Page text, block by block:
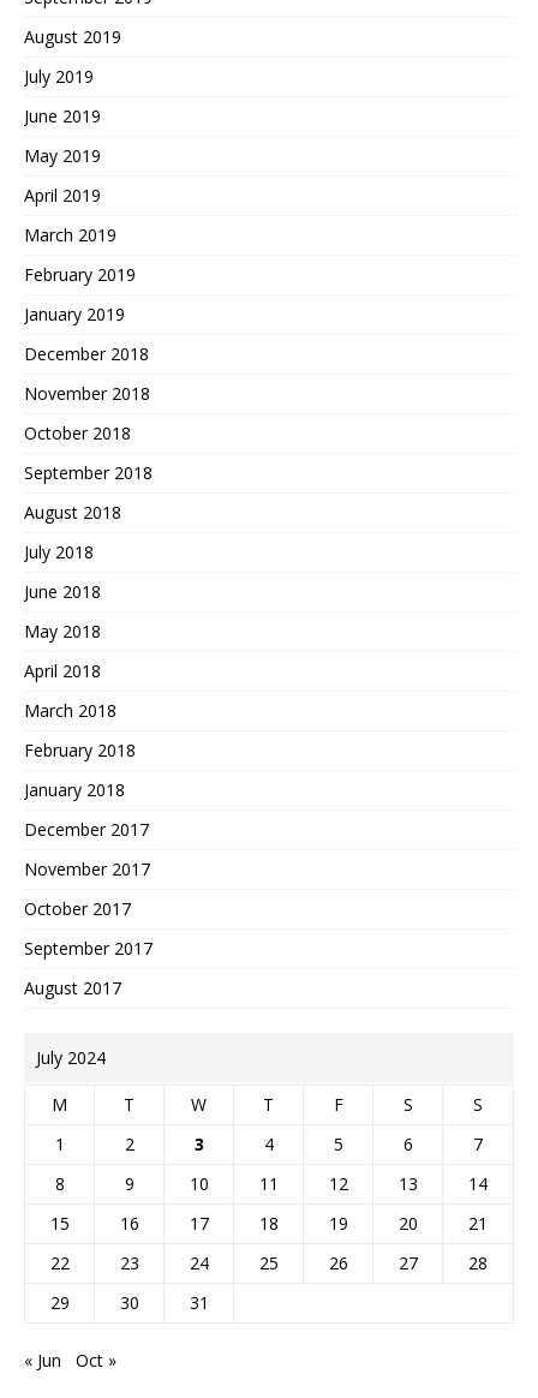
August 2019
July 2019
June 2019
May 2019
April 2019
March 2019
February 2019
January 2019
December 2018
November 2018
October 2018
September 2018
August 2018
July 2018
June 2018
May 2018
April 2018
March 2018
February 2018
January 2018
December 2017
November 2017
October 2017
September 2017
August 2017
July 2024
M T W T F S
S
1
2 3 4 5 6
7
8
9 10 11 12 13
14
15
16 17 18 19 20
21
22
23 24 25 26 27
28
29
30 31
« Jun Oct »